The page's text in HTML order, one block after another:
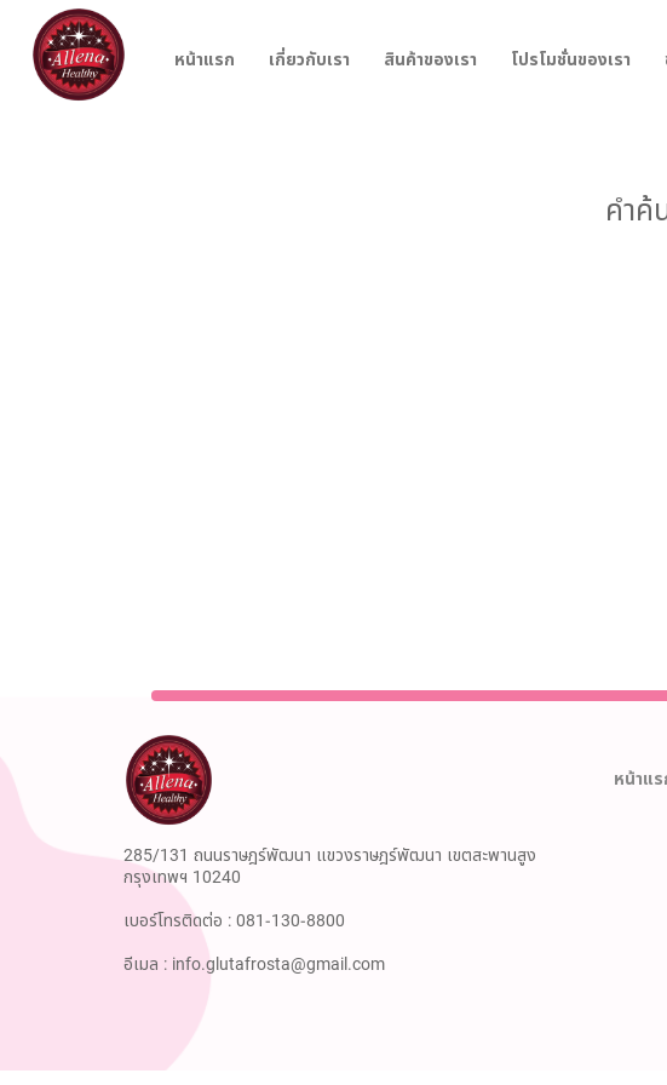
หน้าแรก เกี่ยวกับเรา สินค้าของเรา โปรโมชั่นของเรา
คำค้
285/131 ถนนราษฎร์พัฒนา แขวงราษฎร์พัฒนา เขตสะพานสูง
กรุงเทพฯ 10240
เบอร์โทรติดต่อ :081-130-8800
อีเมล : info.glutafrosta@gmail.com
หน้าแ